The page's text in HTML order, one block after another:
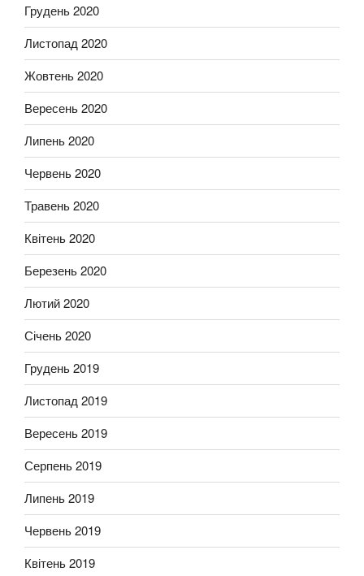
Грудень 2020
Листопад 2020
Жовтень 2020
Вересень 2020
Липень 2020
Червень 2020
Травень 2020
Квітень 2020
Березень 2020
Лютий 2020
Січень 2020
Грудень 2019
Листопад 2019
Вересень 2019
Серпень 2019
Липень 2019
Червень 2019
Квітень 2019